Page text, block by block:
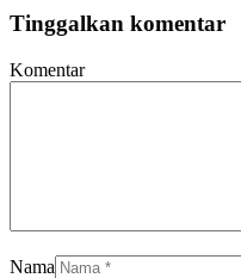
Tinggalkan komentar
Komentar
Nama